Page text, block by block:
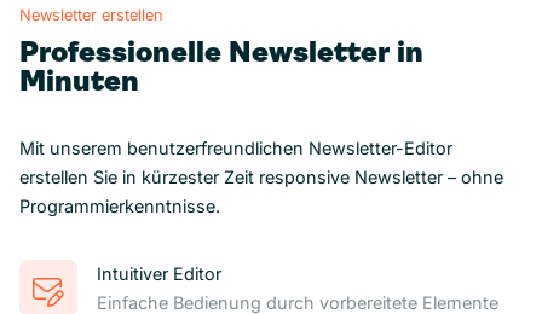
Newsletter erstellen
Professionelle Newsletter in
Minuten
Mit unserem benutzerfreundlichen Newsletter-Editor
erstellen Sie in kürzester Zeit responsive Newsletter – ohne
Programmierkenntnisse.
Intuitiver Editor
Einfache Bedienung durch vorbereitete Elemente